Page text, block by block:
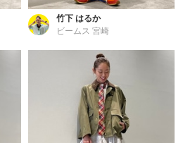
竹下 はるか
ビームス 宮崎